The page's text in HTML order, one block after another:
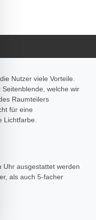
Nutzer viele Vorteile.
welche wir
Raumteilers
für eine
Uhr ausgestattet werden
als auch 5-facher